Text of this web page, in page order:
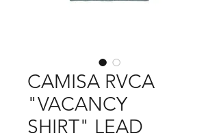
CAMISA RVCA
"VACANCY
SHIRT" LEAD